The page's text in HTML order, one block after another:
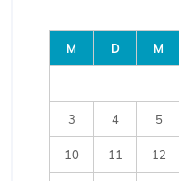
M D M
3 4 5
10 11 12